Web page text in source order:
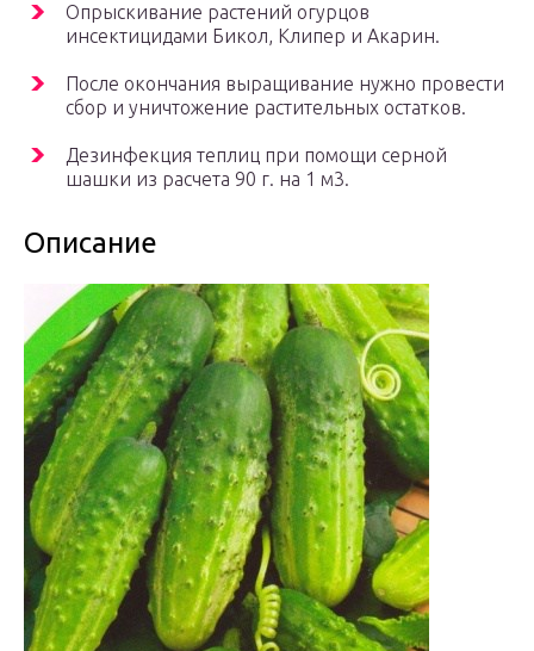
Опрыскивание растений огурцов
инсектицидами Бикол, Клипер и Акарин.
После окончания выращивание нужно провести
сбор и уничтожение растительных остатков.
Дезинфекция теплиц при помощи серной
шашки из расчета 90 г. на 1 м3.
Описание